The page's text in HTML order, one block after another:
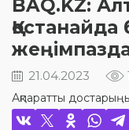
BAQ.KZ:
Қостанайда
21.04.2023
Ақпаратты